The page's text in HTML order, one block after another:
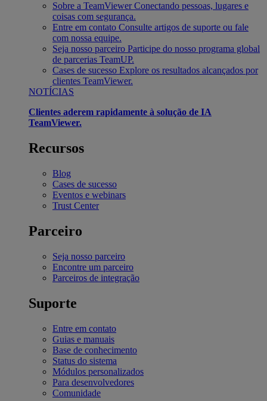
Sobre a TeamViewer Conectando pessoas, lugares e
coisas com segurança.
Entre em contato Consulte artigos de suporte ou fale
com nossa equipe.
Seja nosso parceiro Participe do nosso programa global
de parcerias TeamUP.
Cases de sucesso Explore os resultados alcançados por
clientes TeamViewer.
NOTÍCIAS
Clientes aderem rapidamente à solução de IA
TeamViewer.
Recursos
Blog
Cases de sucesso
Eventos e webinars
Trust Center
Parceiro
Seja nosso parceiro
Encontre um parceiro
Parceiros de integração
Suporte
Entre em contato
Guias e manuais
Base de conhecimento
Status do sistema
Módulos personalizados
Para desenvolvedores
Comunidade